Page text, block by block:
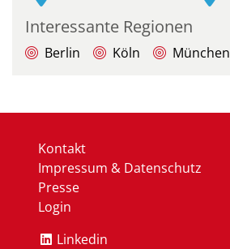
Interessante Regionen
Berlin Köln München
Kontakt
Impressum & Datenschutz
Presse
Login
Linkedin